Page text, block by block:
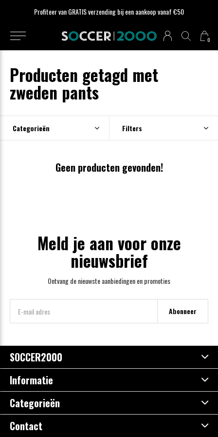
0
Profiteer van GRATIS verzending bij een aankoop vanaf €50
Producten getagd met
zweden pants
Categorieën Filters
Geen producten gevonden!
Meld je aan voor onze
nieuwsbrief
Ontvang de nieuwste aanbiedingen en promoties
Abonneer
SOCCER2000
Informatie
Categorieën
Contact